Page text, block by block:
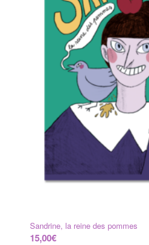
Sandrine, la reine des pommes
15,00€